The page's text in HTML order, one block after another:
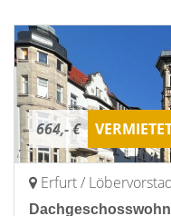
664,- €
Erfurt /